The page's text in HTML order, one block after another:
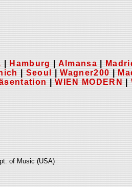
Hamburg Almansa
Seoul |Wagner200
|WIEN MODERN |
of Music (USA)